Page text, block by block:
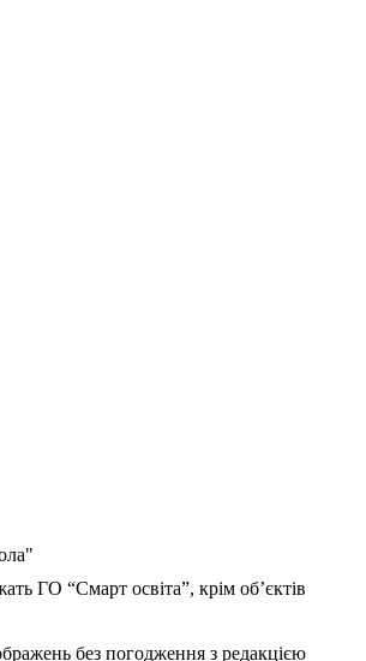
ГО “Смарт освіта”, крім об’єктів
без погодження з редакцією